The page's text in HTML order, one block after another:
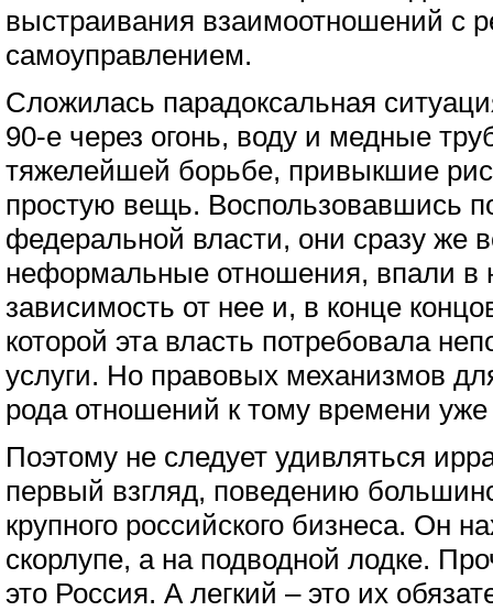
выстраивания взаимоотношений с
самоуправлением.
Сложилась парадоксальная
90-е через огонь, воду и медные
тяжелейшей борьбе, привыкшие
простую вещь. Воспользовавшись
федеральной власти, они сразу же
неформальные отношения, впали
зависимость от нее и, в конце
которой эта власть потребовала
услуги. Но правовых механизмов
рода отношений к тому времени уже
Поэтому не следует удивляться
первый взгляд, поведению
крупного российского бизнеса. Он
скорлупе, а на подводной лодке.
это Россия. А легкий – это их